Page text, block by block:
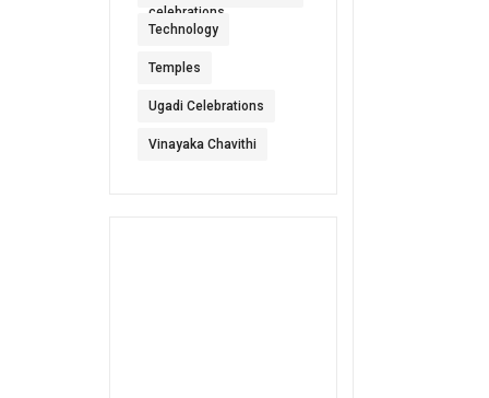
celebrations
Technology
Temples
Ugadi Celebrations
Vinayaka Chavithi